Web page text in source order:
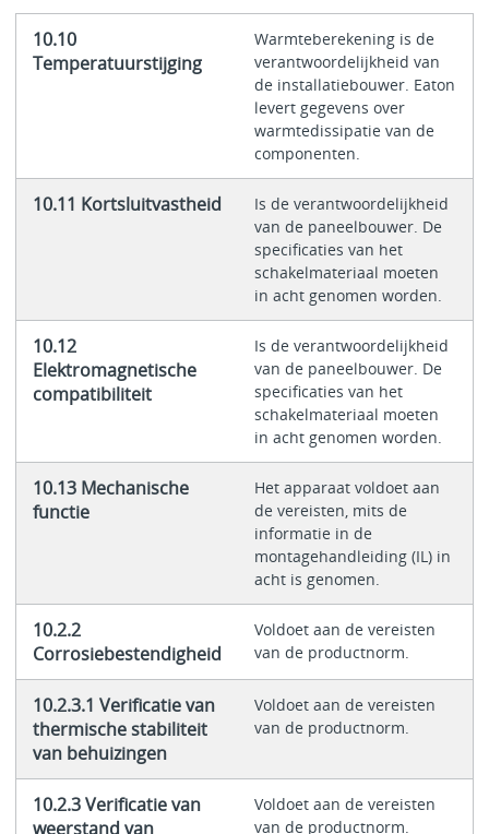
10.10
Temperatuurstijging
Warmteberekening is de
verantwoordelijkheid van
de installatiebouwer. Eaton
levert gegevens over
warmtedissipatie van de
componenten.
10.11 Kortsluitvastheid
Is de verantwoordelijkheid
van de paneelbouwer. De
specificaties van het
schakelmateriaal moeten
in acht genomen worden.
10.12
Elektromagnetische
compatibiliteit
Is de verantwoordelijkheid
van de paneelbouwer. De
specificaties van het
schakelmateriaal moeten
in acht genomen worden.
10.13 Mechanische
functie
Het apparaat voldoet aan
de vereisten, mits de
informatie in de
montagehandleiding (IL) in
acht is genomen.
10.2.2
Corrosiebestendigheid
Voldoet aan de vereisten
van de productnorm.
10.2.3.1 Verificatie van
thermische stabiliteit
van behuizingen
Voldoet aan de vereisten
van de productnorm.
10.2.3 Verificatie van
weerstand van
Voldoet aan de vereisten
van de productnorm.